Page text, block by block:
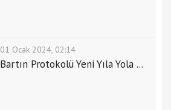
01 Ocak 2024, 02:14
Bartın Protokolü Yeni Yıla Yola ...